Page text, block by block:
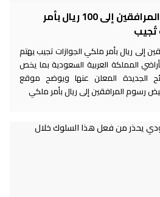
هل تم تخفيض رسوم المرافقين إلى 100 ريال بأمر
إلى ريال بأمر ملكي الجوازات تجيب يهتم
المملكة العربية السعودية بما يخص
الجديدة المعلن عنها ويوضح موقع
رسوم المرافقين إلى ريال بأمر ملكي